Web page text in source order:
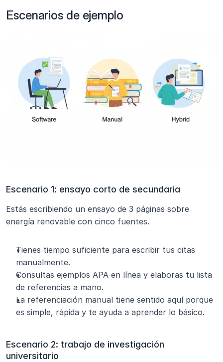
Escenarios de ejemplo
Escenario 1: ensayo corto de secundaria
Estás escribiendo un ensayo de 3 páginas sobre
energía renovable con cinco fuentes.
Tienes tiempo suficiente para escribir tus citas
manualmente.
Consultas ejemplos APA en línea y elaboras tu lista
de referencias a mano.
La referenciación manual tiene sentido aquí porque
es simple, rápida y te ayuda a aprender lo básico.
Escenario 2: trabajo de investigación
universitario